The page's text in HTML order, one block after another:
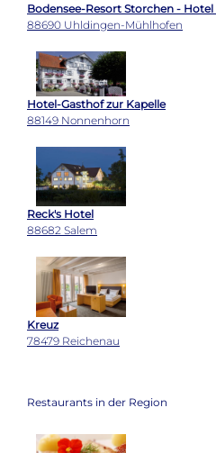
Bodensee-Resort Storchen -
88690 Uhldingen-Mühlhofen
Hotel-Gasthof zur Kapelle
88149 Nonnenhorn
Reck's Hotel
88682 Salem
Kreuz
78479 Reichenau
Restaurants in der Region